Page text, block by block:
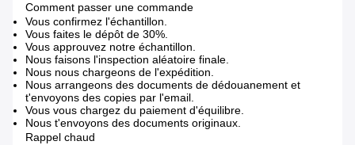
Comment passer une commande
Vous confirmez l'échantillon.
Vous faites le dépôt de 30%.
Vous approuvez notre échantillon.
Nous faisons l'inspection aléatoire finale.
Nous nous chargeons de l'expédition.
Nous arrangeons des documents de dédouanement et
t'envoyons des copies par l'email.
Vous vous chargez du paiement d'équilibre.
Nous t'envoyons des documents originaux.
Rappel chaud